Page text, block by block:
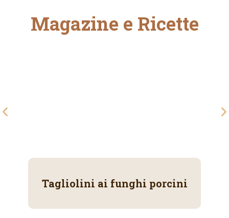
Magazine e Ricette
Tagliolini ai funghi porcini